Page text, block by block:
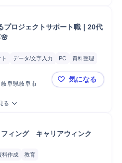
プロジェクトサポート職｜20代
データ/文字入力 PC
資料整理
阜県岐阜市
⭐未経験歓
気になる
る
料作成
教育